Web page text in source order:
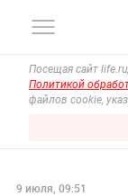
Посещая сайт
Политикой
файлов cookie,
9 июля, 09:51